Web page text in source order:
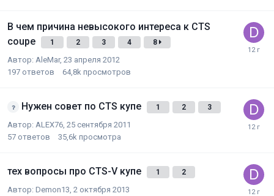
В чем причина невысокого интереса к CTS
coupe
1 2 3 4 8
Автор: AleMar, 23 апреля 2012
197 ответов 64,8k просмотров
Нужен совет по CTS купе 1 2 3
Автор: ALEX76 25 сентября 2011
57 ответов 35,6k просмотра
тех вопросы про CTS-V купе 1 2
Автор: Demon13 2 октября 2013